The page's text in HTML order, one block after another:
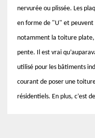
nervurée ou plissée. Les
en forme de "U" et peuvent
notamment la toiture
pente. Il est vrai
utilisé pour les bâtiments
courant de poser une
résidentiels. En plus, c’est